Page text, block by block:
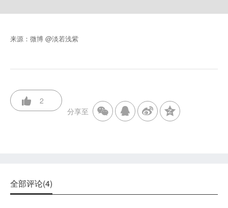
来源：微博 @淡若浅紫
2
分享至
全部评论(4)